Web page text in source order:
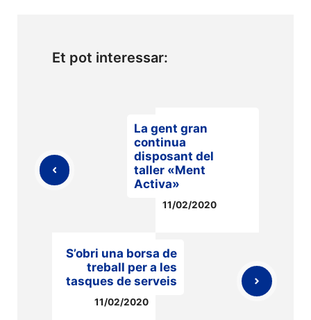
Et pot interessar:
La gent gran
continua
disposant del
taller «Ment
Activa»
11/02/2020
S’obri una borsa de
treball per a les
tasques de serveis
11/02/2020